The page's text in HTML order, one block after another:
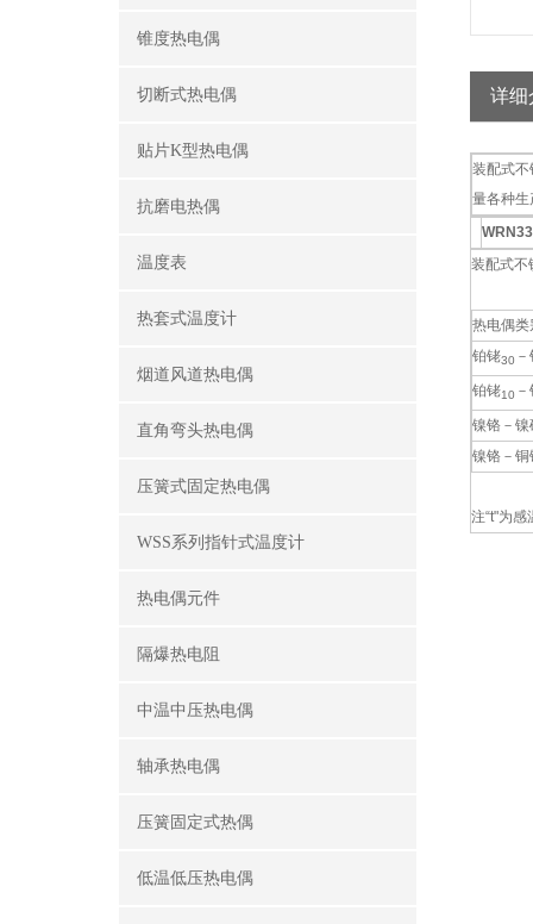
锥度热电偶
切断式热电偶
贴片K型热电偶
抗磨电热偶
温度表
热套式温度计
烟道风道热电偶
直角弯头热电偶
压簧式固定热电偶
WSS系列指针式温度计
热电偶元件
隔爆热电阻
中温中压热电偶
轴承热电偶
压簧固定式热偶
低温低压热电偶
详细
装配式
量各种
装配式不
热电偶类
铂铑30
铂铑10
镍铬－镍
镍铬－铜
注“t"为